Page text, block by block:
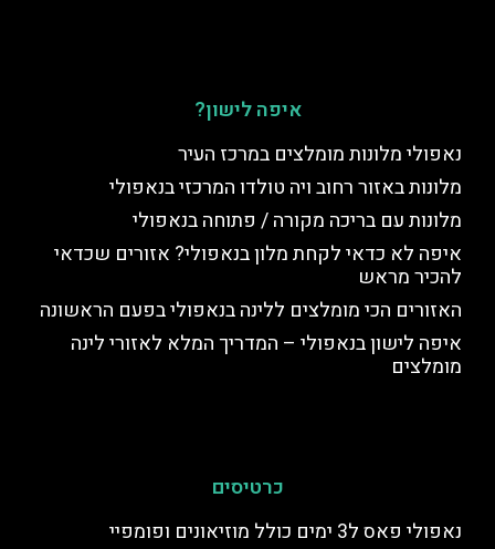
איפה לישון?
נאפולי מלונות מומלצים במרכז העיר
מלונות באזור רחוב ויה טולדו המרכזי בנאפולי
מלונות עם בריכה מקורה / פתוחה בנאפולי
איפה לא כדאי לקחת מלון בנאפולי? אזורים שכדאי
להכיר מראש
האזורים הכי מומלצים ללינה בנאפולי בפעם הראשונה
איפה לישון בנאפולי – המדריך המלא לאזורי לינה
מומלצים
כרטיסים
נאפולי פאס ל3 ימים כולל מוזיאונים ופומפיי